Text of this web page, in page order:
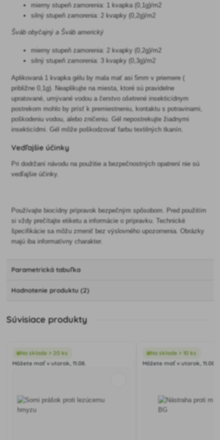
mierny stupeň zamorenia: 1 kvapka (0,1g)/m2
silný stupeň zamorenia: 2 kvapky (0,2g)/m2
Šváb obyčajný a Šváb americký
mierny stupeň zamorenia: 2 kvapky (0,2g)/m2
silný stupeň zamorenia: 3 kvapky (0,3g)/m2
Aplikovaná 1 kvapka gélu by mala mať asi 5mm v priemere (
približne 0,1g). Neaplikujte na miesta, ktoré sú pravidelne
upratované, umývané vodou a čerstvo ošetrené insekticídnym
postrekom mohlo by prísť k premiestneniu, kontaktu s potravinami,
poškodeniu vodou, alebo zničeniu. Gél nepostrekujte žiadnymi
insekticídmi. Gél môže poškodzovať farbu textilných tkanín.
Vedľajšie účinky
Pri dodržaní návodu na použitie a bezpečnostných opatrení nie sú
vedľajšie účinky.
Používajte biocídny prípravok bezpečným spôsobom. Pred použitím
si vždy prečítajte etiketu a informácie o prípravku. Technické
špecifikácie sa môžu zmeniť bez výslovného upozornenia. Obrázky
majú iba informatívny charakter.
Parametrická tabuľka
Hodnotenie produktu (2)
Súvisiace produkty
Na sklade > 20 ks
Môžete mať v utorok, 11.08.
Na sklade > 10 ks
Môžete mať v utorok, 11.08.